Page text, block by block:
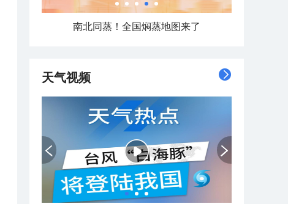
南北同蒸！全国焖蒸地图来了
天气视频